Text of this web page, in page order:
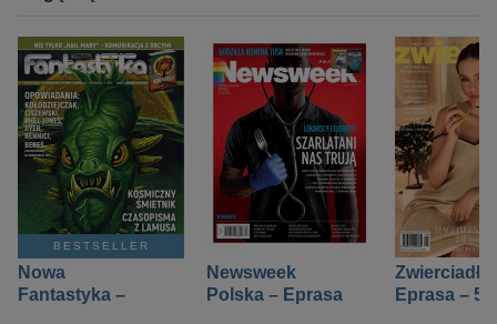
BESTSELLER
Nowa
Fantastyka –
Newsweek
Polska – Eprasa
Zwierciadło
Eprasa – 5/